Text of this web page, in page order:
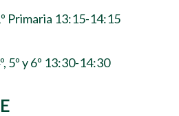
Primaria 13:15-14:15
5º y 6º 13:30-14:30